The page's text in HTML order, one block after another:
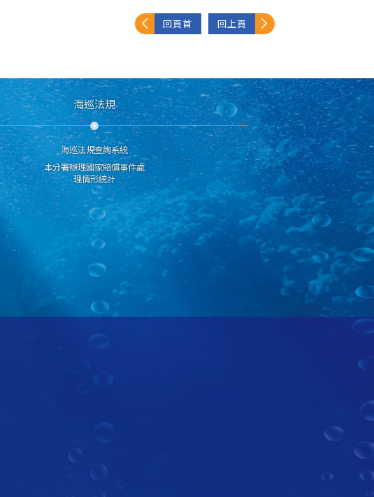
回頁首 回上頁
海巡法規
海巡法規查詢系統
本分署辦理國家賠償事件處
理情形統計